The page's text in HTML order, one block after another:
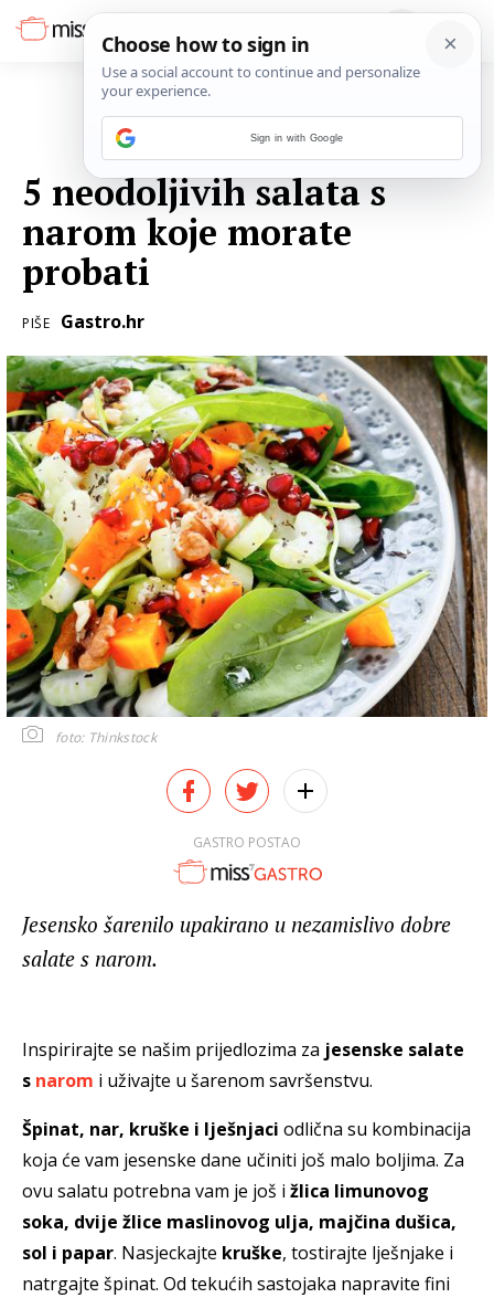
5 neodoljivih salata s
narom koje morate
probati
PIŠE Gastro.hr
foto: Thinkstock
GASTRO POSTAO
Jesensko šarenilo upakirano u nezamislivo dobre
salate s narom.
Inspirirajte se našim prijedlozima za jesenske salate
s narom i uživajte u šarenom savršenstvu.
Špinat, nar, kruške i lješnjaci odlična su kombinacija
koja će vam jesenske dane učiniti još malo boljima. Za
ovu salatu potrebna vam je još i žlica limunovog
soka, dvije žlice maslinovog ulja, majčina dušica,
sol i papar. Nasjeckajte kruške, tostirajte lješnjake i
natrgajte špinat. Od tekućih sastojaka napravite fini
Sign in with Google